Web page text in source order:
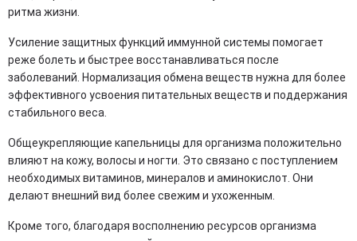
ритма жизни.
Усиление защитных функций иммунной системы помогает
реже болеть и быстрее восстанавливаться после
заболеваний. Нормализация обмена веществ нужна для более
эффективного усвоения питательных веществ и поддержания
стабильного веса.
Общеукрепляющие капельницы для организма положительно
влияют на кожу, волосы и ногти. Это связано с поступлением
необходимых витаминов, минералов и аминокислот. Они
делают внешний вид более свежим и ухоженным.
Кроме того, благодаря восполнению ресурсов организма